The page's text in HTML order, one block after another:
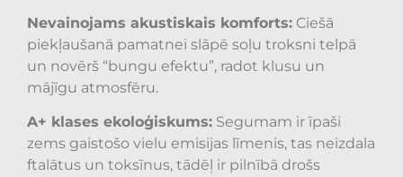
Nevainojams akustiskais komforts: Ciešā
piekļaušanā pamatnei slāpē soļu troksni telpā
un novērš “bungu efektu”, radot klusu un
mājīgu atmosfēru.
A+ klases ekoloģiskums: Segumam ir īpaši
zems gaistošo vielu emisijas līmenis, tas neizdala
ftalātus un toksīnus, tādēļ ir pilnībā drošs